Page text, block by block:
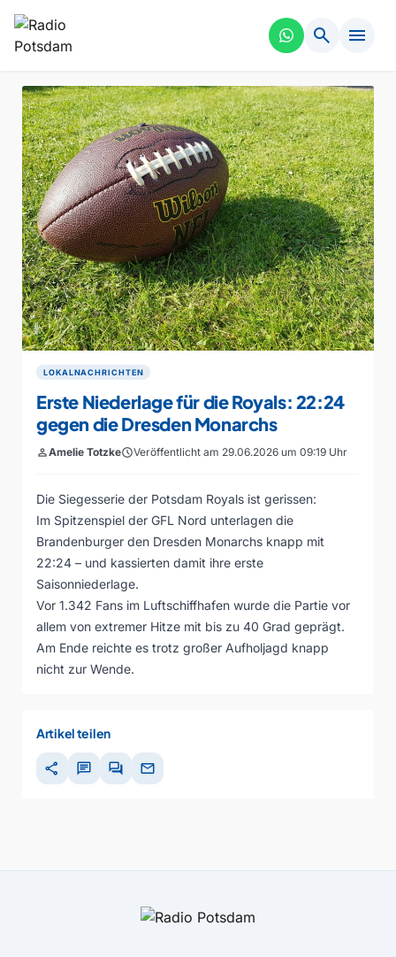
search menu
LOKALNACHRICHTEN
Erste Niederlage für die Royals: 22:24
gegen die Dresden Monarchs
personAmelie TotzkescheduleVeröffentlicht am 29.06.2026 um 09:19 Uhr
Die Siegesserie der Potsdam Royals ist gerissen:
Im Spitzenspiel der GFL Nord unterlagen die
Brandenburger den Dresden Monarchs knapp mit
22:24 – und kassierten damit ihre erste
Saisonniederlage.
Vor 1.342 Fans im Luftschiffhafen wurde die Partie vor
allem von extremer Hitze mit bis zu 40 Grad geprägt.
Am Ende reichte es trotz großer Aufholjagd knapp
nicht zur Wende.
Artikel teilen
share chat forum mail